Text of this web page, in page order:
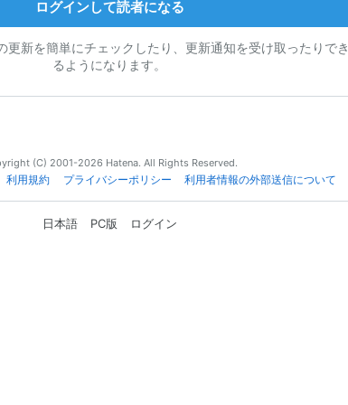
ログインして読者になる
更新を簡単にチェックしたり、更新通知を受け取ったりでき
るようになります。
(C) 2001-2026 Hatena. All Rights Reserved.
利用規約 プライバシーポリシー 利用者情報の外部送信について
日本語 PC版 ログイン